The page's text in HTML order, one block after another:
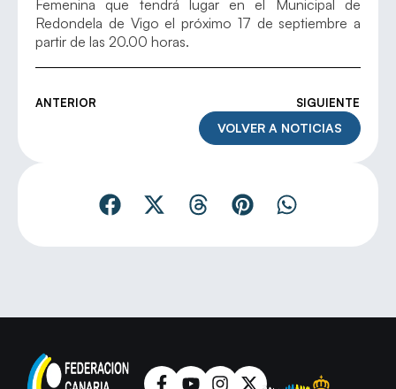
Femenina que tendrá lugar en el Municipal de
Redondela de Vigo el próximo 17 de septiembre a
partir de las 20.00 horas.
ANTERIOR SIGUIENTE
VOLVER A NOTICIAS